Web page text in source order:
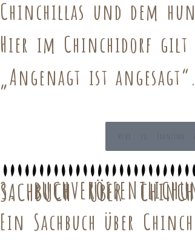
Chinchillas und dem
Hier im Chinchidorf gilt
„Angenagt ist angesagt“.
3.
SACHBUCH ÜBER
Ein Sachbuch über